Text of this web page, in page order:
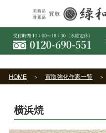
HOME 買取強化作家一覧
横浜焼